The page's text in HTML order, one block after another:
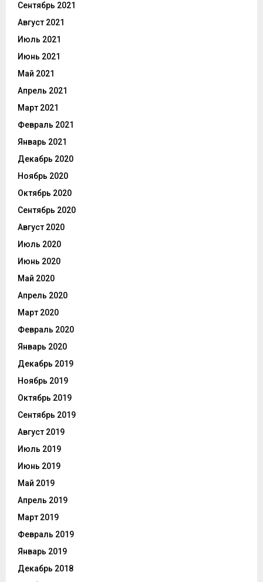
Сентябрь 2021
Август 2021
Июль 2021
Июнь 2021
Май 2021
Апрель 2021
Март 2021
Февраль 2021
Январь 2021
Декабрь 2020
Ноябрь 2020
Октябрь 2020
Сентябрь 2020
Август 2020
Июль 2020
Июнь 2020
Май 2020
Апрель 2020
Март 2020
Февраль 2020
Январь 2020
Декабрь 2019
Ноябрь 2019
Октябрь 2019
Сентябрь 2019
Август 2019
Июль 2019
Июнь 2019
Май 2019
Апрель 2019
Март 2019
Февраль 2019
Январь 2019
Декабрь 2018